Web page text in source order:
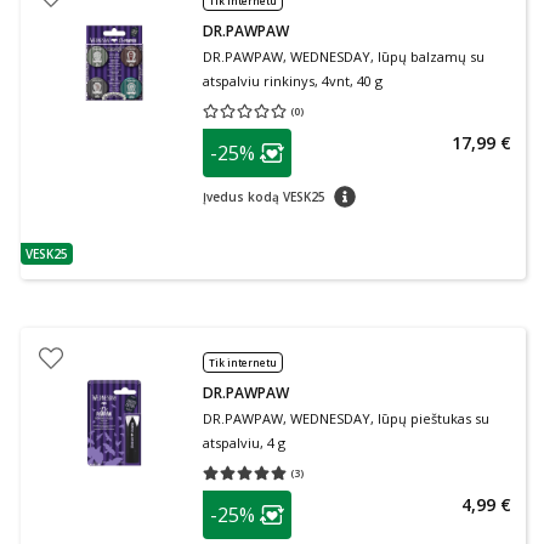
patarimas
VESK25
DR.PAWPAW
DR.PAWPAW, WEDNESDAY, lūpų balzamų su
atspalviu rinkinys, 4vnt, 40 g
(0)
Vidutinis įvertinimas 0.00
patarimas
Lojalumo klubo narių nuolaida
-25%
Įvedus kodą VESK25 patarimas
17,99 €
Tik internetu
DR.PAWPAW
DR.PAWPAW, WEDNESDAY, lūpų pieštukas su
atspalviu, 4 g
(3)
Vidutinis įvertinimas 5.00
patarimas
Lojalumo klubo narių nuolaida
-25% 4,99 €